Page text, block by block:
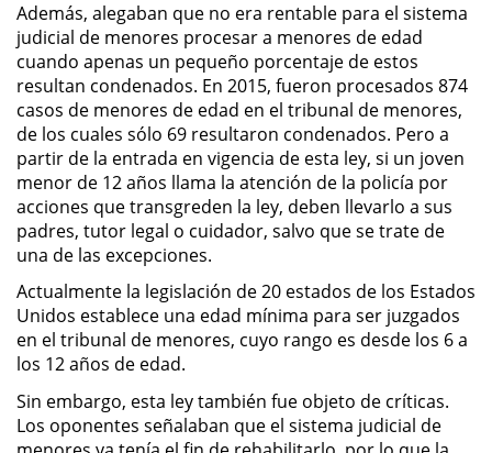
Fraude a la Compensación a los
Trabajadores
Fraude de Seguro de Auto
Fraude del Seguro de
Desempleo
Fraude de Tarjetas de Crédito
Práctica No Autorizada de la
Medicina
Delitos de Hurto
Hurto Mayor
Hurto Mayor de Auto
Además, alegaban que no era rentable para el sistema
judicial de menores procesar a menores de edad
cuando apenas un pequeño porcentaje de estos
resultan condenados. En 2015, fueron procesados 874
casos de menores de edad en el tribunal de menores,
de los cuales sólo 69 resultaron condenados. Pero a
partir de la entrada en vigencia de esta ley, si un joven
menor de 12 años llama la atención de la policía por
acciones que transgreden la ley, deben llevarlo a sus
padres, tutor legal o cuidador, salvo que se trate de
una de las excepciones.
Actualmente la legislación de 20 estados de los Estados
Unidos establece una edad mínima para ser juzgados
en el tribunal de menores, cuyo rango es desde los 6 a
los 12 años de edad.
Sin embargo, esta ley también fue objeto de críticas.
Los oponentes señalaban que el sistema judicial de